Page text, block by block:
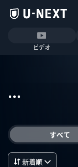
ビデオ
...
すべて
新着順